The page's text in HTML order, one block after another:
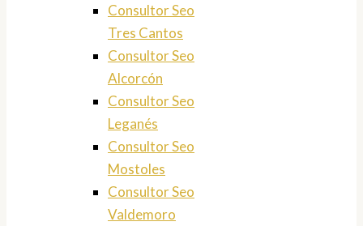
Consultor Seo
Tres Cantos
Consultor Seo
Alcorcón
Consultor Seo
Leganés
Consultor Seo
Mostoles
Consultor Seo
Valdemoro